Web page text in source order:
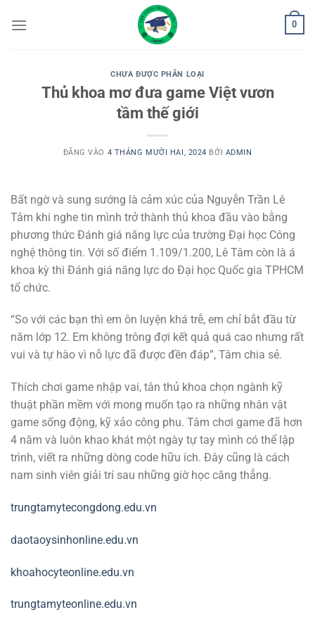
qua
0
CHƯA ĐƯỢC PHÂN LOẠI
Thủ khoa mơ đưa game Việt vươn
tầm thế giới
ĐĂNG VÀO 4 THÁNG MƯỜI HAI, 2024 BỞI ADMIN
Bất ngờ và sung sướng là cảm xúc của Nguyễn Trần Lê
Tâm khi nghe tin mình trở thành thủ khoa đầu vào bằng
phương thức Đánh giá năng lực của trường Đại học Công
nghệ thông tin. Với số điểm 1.109/1.200, Lê Tâm còn là á
khoa kỳ thi Đánh giá năng lực do Đại học Quốc gia TPHCM
tổ chức.
“So với các bạn thì em ôn luyện khá trễ, em chỉ bắt đầu từ
năm lớp 12. Em không trông đợi kết quả quá cao nhưng rất
vui và tự hào vì nỗ lực đã được đền đáp”, Tâm chia sẻ.
Thích chơi game nhập vai, tân thủ khoa chọn ngành kỹ
thuật phần mềm với mong muốn tạo ra những nhân vật
game sống động, kỹ xảo công phu. Tâm chơi game đã hơn
4 năm và luôn khao khát một ngày tự tay mình có thể lập
trình, viết ra những dòng code hữu ích. Đây cũng là cách
nam sinh viên giải trí sau những giờ học căng thẳng.
trungtamytecongdong.edu.vn
daotaoysinhonline.edu.vn
khoahocyteonline.edu.vn
trungtamyteonline.edu.vn